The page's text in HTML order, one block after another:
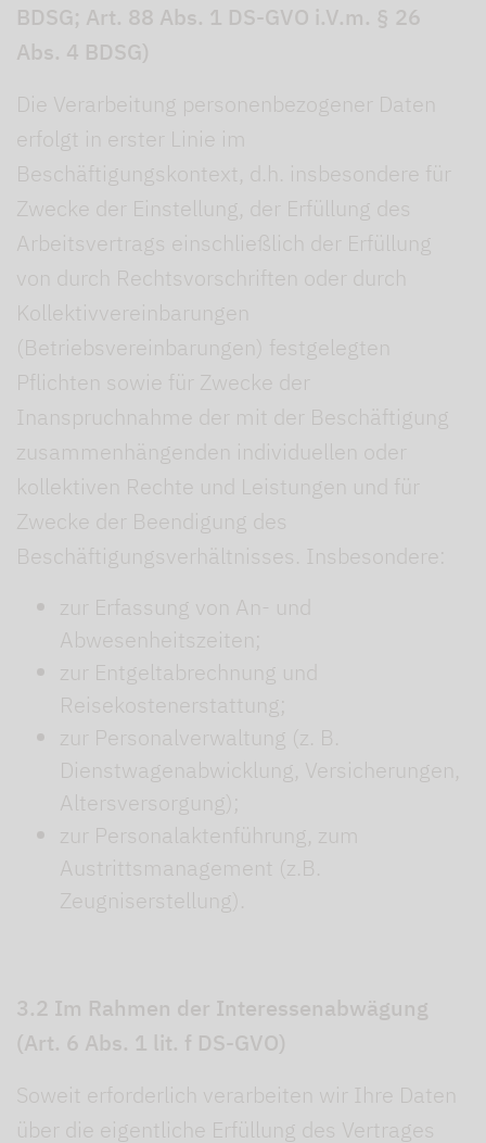
BDSG; Art. 88 Abs. 1 DS-GVO i.V.m. § 26
Abs. 4 BDSG)
Die Verarbeitung personenbezogener Daten
erfolgt in erster Linie im
Beschäftigungskontext, d.h. insbesondere für
Zwecke der Einstellung, der Erfüllung des
Arbeitsvertrags einschließlich der Erfüllung
von durch Rechtsvorschriften oder durch
Kollektivvereinbarungen
(Betriebsvereinbarungen) festgelegten
Pflichten sowie für Zwecke der
Inanspruchnahme der mit der Beschäftigung
zusammenhängenden individuellen oder
kollektiven Rechte und Leistungen und für
Zwecke der Beendigung des
Beschäftigungsverhältnisses. Insbesondere:
zur Erfassung von An- und
Abwesenheitszeiten;
zur Entgeltabrechnung und
Reisekostenerstattung;
zur Personalverwaltung (z. B.
Dienstwagenabwicklung, Versicherungen,
Altersversorgung);
zur Personalaktenführung, zum
Austrittsmanagement (z.B.
Zeugniserstellung).
3.2 Im Rahmen der Interessenabwägung
(Art. 6 Abs. 1 lit. f DS-GVO)
Soweit erforderlich verarbeiten wir Ihre Daten
über die eigentliche Erfüllung des Vertrages